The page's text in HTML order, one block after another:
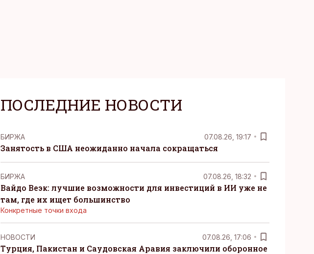
ПОСЛЕДНИЕ НОВОСТИ
БИРЖА 07.08.26, 19:17
Занятость в США неожиданно начала сокращаться
БИРЖА 07.08.26, 18:32
Вайдо Веэк: лучшие возможности для инвестиций в ИИ уже не
там, где их ищет большинство
Конкретные точки входа
НОВОСТИ 07.08.26, 17:06
Турция, Пакистан и Саудовская Аравия заключили оборонное